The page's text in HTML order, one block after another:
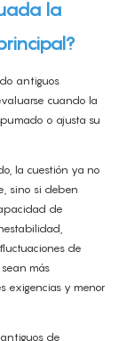
la
antiguos
cuando la
o ajusta su
la cuestión ya no
sino si deben
de
de
más
exigencias y menor